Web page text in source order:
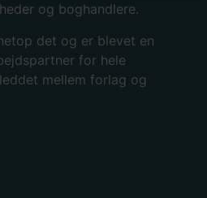
og boghandlere.
det og er blevet en
for hele
mellem forlag og